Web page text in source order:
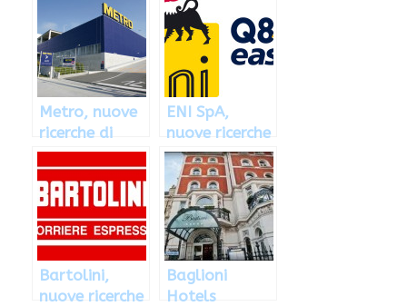
mondo: come
candidarsi
Cinisello
Balsamo e
Roma
Metro, nuove
ricerche di
personale
ENI SpA,
nuove ricerche
di personale a
Milano
Bartolini,
nuove ricerche
Baglioni
Hotels